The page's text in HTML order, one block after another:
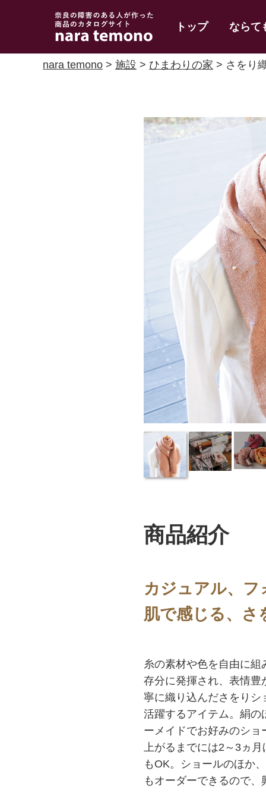
奈良で障害のある人
の手作り商品 nara
temono
トップ ならて
nara temono > 施設 > ひまわりの家 > さをり
商品紹介
カジュアル、
肌で感じる、さ
糸の素材や色を自由に
存分に発揮され、表情豊
寧に織り込んださをりシ
活躍するアイテム。絹の
ーメイドでお好みのシ
上がるまでには2～3ヵ
もOK。ショールのほか
もオーダーできるので